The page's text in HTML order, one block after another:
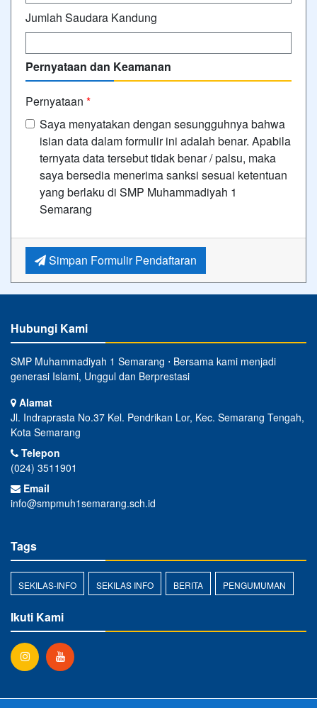
Jumlah Saudara Kandung
Pernyataan dan Keamanan
Pernyataan *
Saya menyatakan dengan sesungguhnya bahwa
isian data dalam formulir ini adalah benar. Apabila
ternyata data tersebut tidak benar / palsu, maka
saya bersedia menerima sanksi sesuai ketentuan
yang berlaku di SMP Muhammadiyah 1
Semarang
Simpan Formulir Pendaftaran
Hubungi Kami
SMP Muhammadiyah 1 Semarang ⋅ Bersama kami menjadi
generasi Islami, Unggul dan Berprestasi
Alamat
Jl. Indraprasta No.37 Kel. Pendrikan Lor, Kec. Semarang Tengah,
Kota Semarang
Telepon
(024) 3511901
Email
info@smpmuh1semarang.sch.id
Tags
SEKILAS-INFO SEKILAS INFO BERITA PENGUMUMAN
Ikuti Kami